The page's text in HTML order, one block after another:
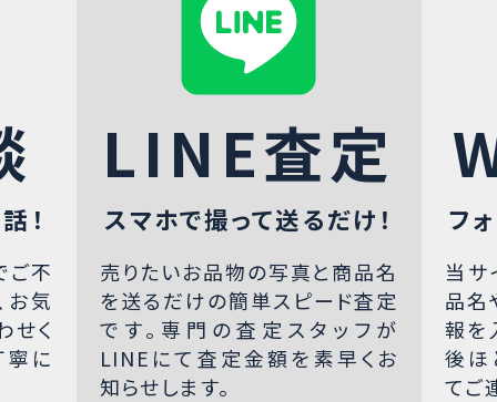
！
ご不
お気
せく
寧に
LINE査定
スマホで撮って送るだけ！
売りたいお品物の写真と商品名
を送るだけの簡単スピード査定
です。専門の査定スタッフが
LINEにて査定金額を素早くお
知らせします。
フ
当サ
品名
報を
後ほ
てご